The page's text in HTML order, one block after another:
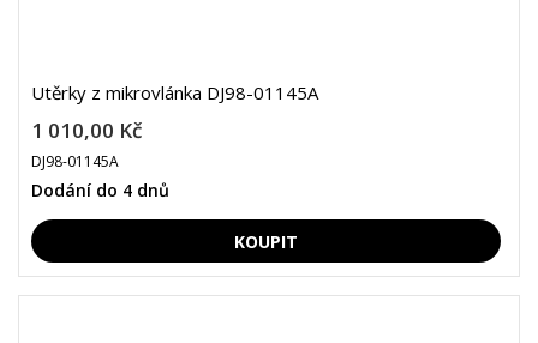
Utěrky z mikrovlánka DJ98-01145A
1 010,00 Kč
DJ98-01145A
Dodání do 4 dnů